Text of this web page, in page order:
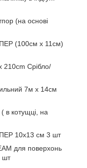
(на основі
(100см х 11см)
210cm Срібло/
7м х 14см
в котущці, на
10х13 см 3 шт
для поверхонь
шт